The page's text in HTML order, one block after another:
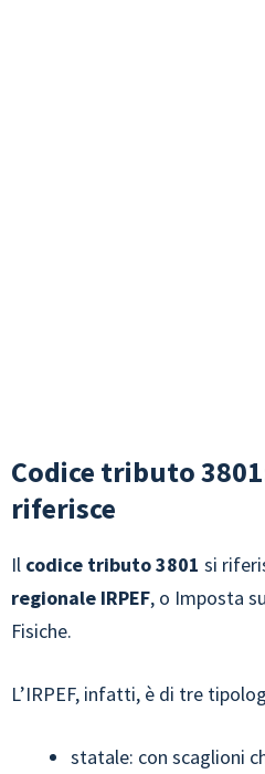
Codice tributo
riferisce
Il codice tributo 3801 si
regionale IRPEF, o Imposta
Fisiche.
L’IRPEF, infatti, è di tre
statale: con scaglioni